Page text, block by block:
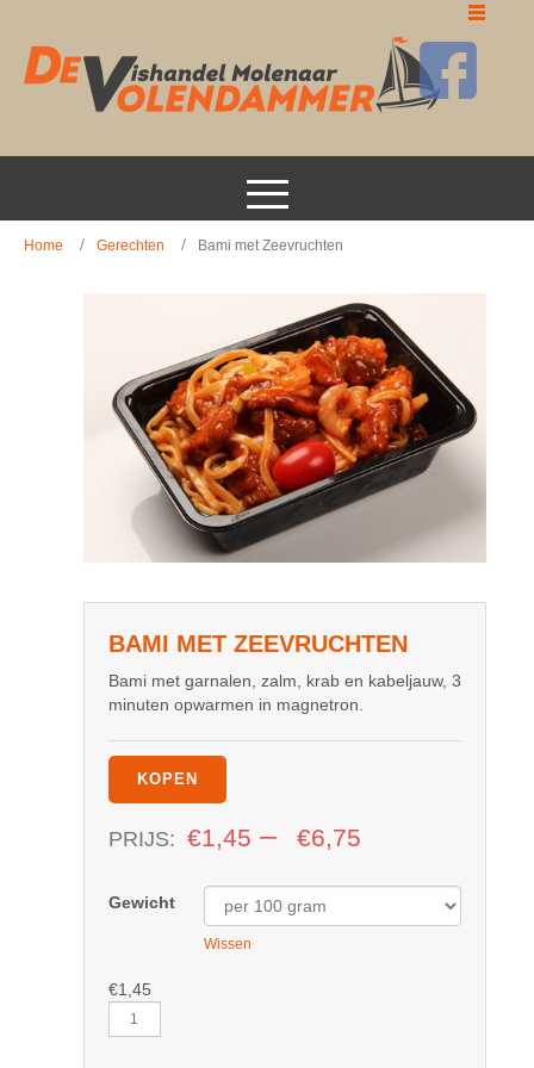
Home Gerechten Bami met Zeevruchten
BAMI MET ZEEVRUCHTEN
Bami met garnalen, zalm, krab en kabeljauw, 3
minuten opwarmen in magnetron.
KOPEN
PRIJS: €1,45 – €6,75
Gewicht
Wissen
€1,45
Bami
met